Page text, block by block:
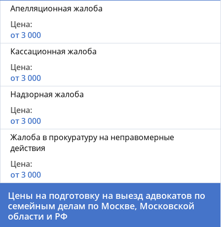
Апелляционная жалоба
от 3 000
Кассационная жалоба
от 3 000
Надзорная жалоба
от 3 000
Жалоба в прокуратуру на неправомерные
действия
от 3 000
Цены на подготовку на выезд адвокатов по
семейным делам по Москве, Московской
области и РФ